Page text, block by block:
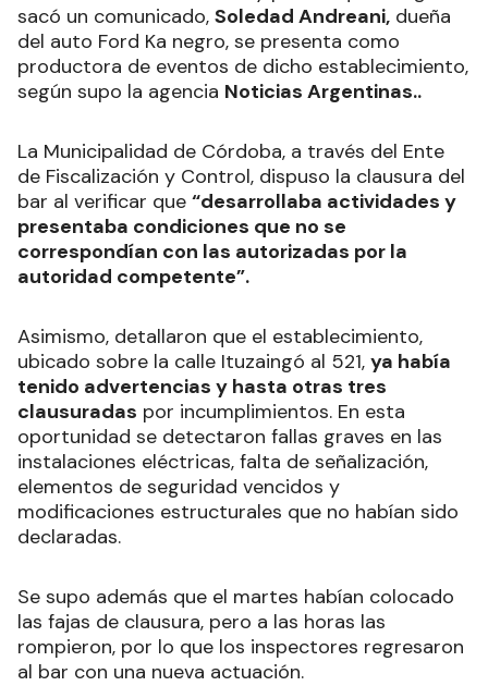
sacó un comunicado, Soledad Andreani, dueña
del auto Ford Ka negro, se presenta como
productora de eventos de dicho establecimiento,
según supo la agencia Noticias Argentinas..
La Municipalidad de Córdoba, a través del Ente
de Fiscalización y Control, dispuso la clausura del
bar al verificar que “desarrollaba actividades y
presentaba condiciones que no se
correspondían con las autorizadas por la
autoridad competente”.
Asimismo, detallaron que el establecimiento,
ubicado sobre la calle Ituzaingó al 521, ya había
tenido advertencias y hasta otras tres
clausuradas por incumplimientos. En esta
oportunidad se detectaron fallas graves en las
instalaciones eléctricas, falta de señalización,
elementos de seguridad vencidos y
modificaciones estructurales que no habían sido
declaradas.
Se supo además que el martes habían colocado
las fajas de clausura, pero a las horas las
rompieron, por lo que los inspectores regresaron
al bar con una nueva actuación.